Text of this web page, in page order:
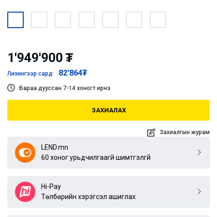
1'949'900 ₮
Лизингээр сард: 82'864₮
Бараа дууссан 7-14 хоногт ирнэ
ЗАХИАЛАХ
Захиалгын журам
LEND.mn
60 хоног урьдчилгаагүй шимтгэлгүй
Hi-Pay
Төлбөрийн хэрэгсэл ашиглах